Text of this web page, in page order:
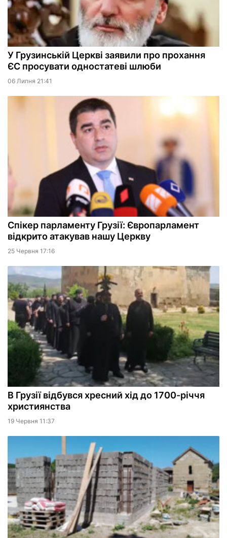
У Грузинській Церкві заявили про прохання
ЄС просувати одностатеві шлюби
06 Липня 21:41
Спікер парламенту Грузії: Європарламент
відкрито атакував нашу Церкву
25 Червня 17:16
В Грузії відбувся хресний хід до 1700-річчя
християнства
19 Червня 11:37